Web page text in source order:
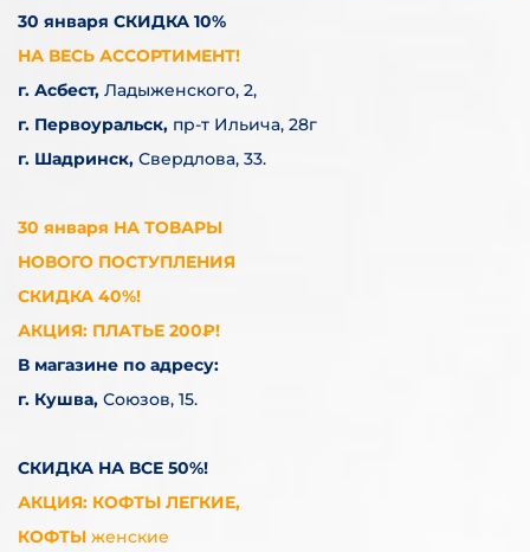
30 января СКИДКА 10%
НА ВЕСЬ АССОРТИМЕНТ!
г. Асбест, Ладыженского, 2,
г. Первоуральск, пр-т Ильича, 28г
г. Шадринск, Свердлова, 33.
30 января НА ТОВАРЫ
НОВОГО ПОСТУПЛЕНИЯ
СКИДКА 40%!
АКЦИЯ: ПЛАТЬЕ 200₽!
В магазине по адресу:
г. Кушва, Союзов, 15.
СКИДКА НА ВСЕ 50%!
АКЦИЯ: КОФТЫ ЛЕГКИЕ,
КОФТЫ женские